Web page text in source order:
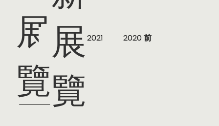
展
覽
2024 2023
2022 2021 2020
2020 前
展
覽